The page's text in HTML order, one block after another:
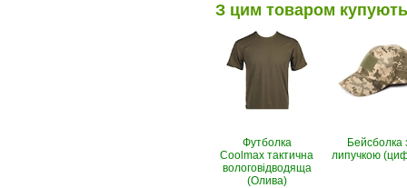
З цим товаром купують
Футболка
Coolmax тактична
вологовiдводяща
(Олива)
Бейсболка
липучкою